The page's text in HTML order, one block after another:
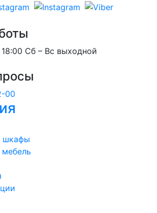
Сб – Вс выходной
00
шкафы